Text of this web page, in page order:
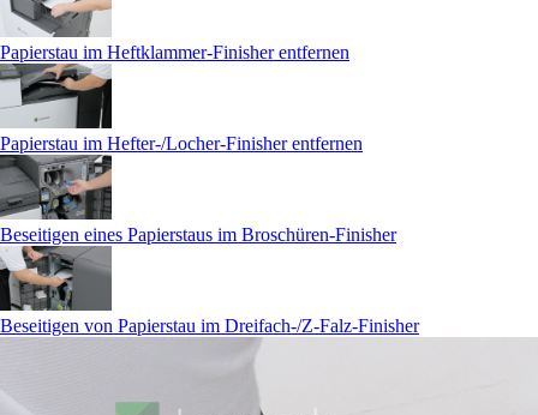
Papierstau im Heftklammer-Finisher entfernen
Papierstau im Hefter-/Locher-Finisher entfernen
Beseitigen eines Papierstaus im Broschüren-Finisher
Beseitigen von Papierstau im Dreifach-/Z-Falz-Finisher